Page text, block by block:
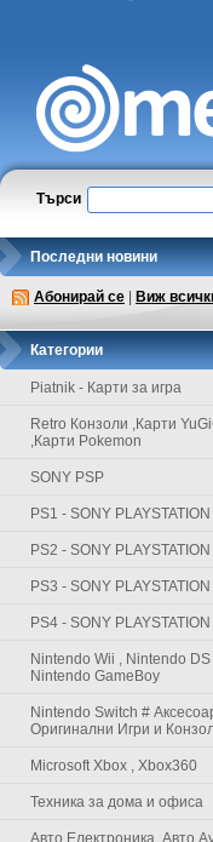
Търси
Последни новини
Абонирай се Виж
Категории
Piatnik - Карти за игра
Retro Конзоли ,Карти
,Карти Pokemon
SONY PSP
PS1 - SONY PLAYSTATION
PS2 - SONY PLAYSTATION
PS3 - SONY PLAYSTATION
PS4 - SONY
Nintendo Wii , Nintendo DS
Nintendo GameBoy
Nintendo Switch #
Оригинални Игри и
Microsoft Xbox , Xbox360
Техника за дома и офиса
Авто Електроника ,Авто